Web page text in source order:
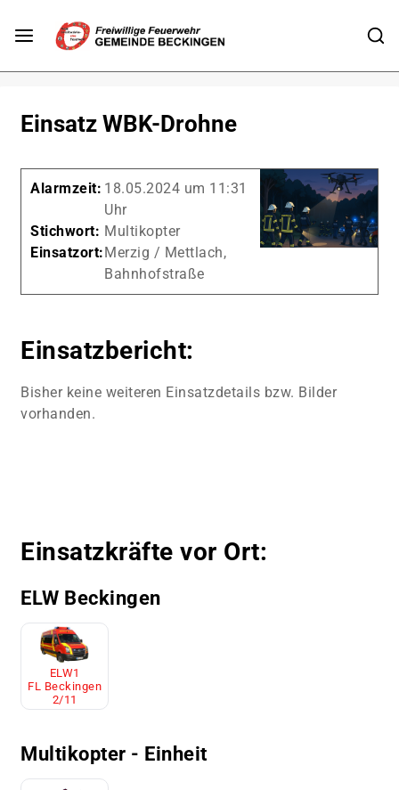
Einsatz WBK-Drohne
Alarmzeit: 18.05.2024 um 11:31
Uhr
Stichwort: Multikopter
Einsatzort:Merzig / Mettlach,
Bahnhofstraße
Einsatzbericht:
Bisher keine weiteren Einsatzdetails bzw. Bilder
vorhanden.
Einsatzkräfte vor Ort:
ELW Beckingen
ELW1
FL Beckingen
2/11
Multikopter - Einheit